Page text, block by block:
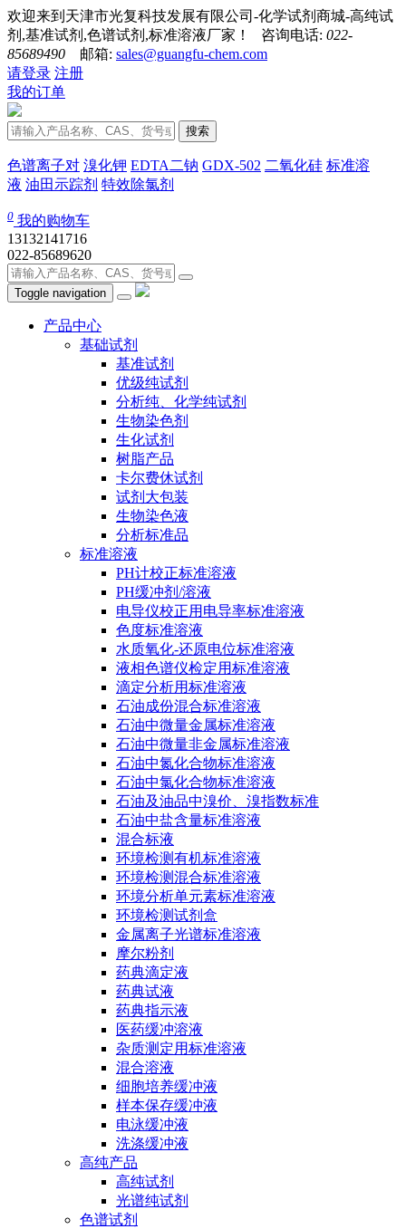
欢迎来到天津市光复科技发展有限公司-化学试剂商城-高纯试
剂,基准试剂,色谱试剂,标准溶液厂家！ 咨询电话: 022-
85689490 邮箱: sales@guangfu-chem.com
请登录 注册
我的订单
搜索
色谱离子对 溴化钾 EDTA二钠 GDX-502 二氧化硅 标准溶
液 油田示踪剂 特效除氯剂
0 我的购物车
13132141716
022-85689620
Toggle navigation
产品中心
基础试剂
基准试剂
优级纯试剂
分析纯、化学纯试剂
生物染色剂
生化试剂
树脂产品
卡尔费休试剂
试剂大包装
生物染色液
分析标准品
标准溶液
PH计校正标准溶液
PH缓冲剂/溶液
电导仪校正用电导率标准溶液
色度标准溶液
水质氧化-还原电位标准溶液
液相色谱仪检定用标准溶液
滴定分析用标准溶液
石油成份混合标准溶液
石油中微量金属标准溶液
石油中微量非金属标准溶液
石油中氮化合物标准溶液
石油中氯化合物标准溶液
石油及油品中溴价、溴指数标准
石油中盐含量标准溶液
混合标液
环境检测有机标准溶液
环境检测混合标准溶液
环境分析单元素标准溶液
环境检测试剂盒
金属离子光谱标准溶液
摩尔粉剂
药典滴定液
药典试液
药典指示液
医药缓冲溶液
杂质测定用标准溶液
混合溶液
细胞培养缓冲液
样本保存缓冲液
电泳缓冲液
洗涤缓冲液
高纯产品
高纯试剂
光谱纯试剂
色谱试剂